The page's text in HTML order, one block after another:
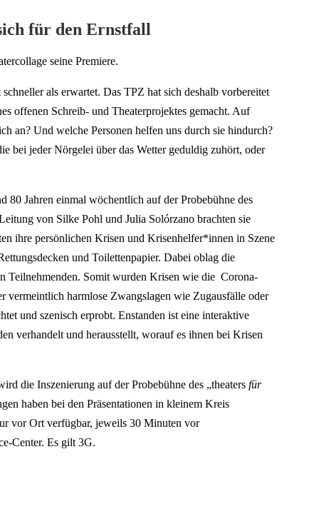
für den Ernstfall
seine Premiere.
als erwartet. Das TPZ hat sich deshalb vorbereitet
offenen Schreib- und Theaterprojektes gemacht. Auf
an? Und welche Personen helfen uns durch sie hindurch?
bei jeder Nörgelei über das Wetter geduldig zuhört, oder
80 Jahren einmal wöchentlich auf der Probebühne des
von Silke Pohl und Julia Solórzano brachten sie
ihre persönlichen Krisen und Krisenhelfer*innen in Szene
und Toilettenpapier. Dabei oblag die
Teilnehmenden. Somit wurden Krisen wie die Corona-
vermeintlich harmlose Zwangslagen wie Zugausfälle oder
und szenisch erprobt. Enstanden ist eine interaktive
verhandelt und herausstellt, worauf es ihnen bei Krisen
die Inszenierung auf der Probebühne des „theaters für
haben bei den Präsentationen in kleinem Kreis
vor Ort verfügbar, jeweils 30 Minuten vor
Center. Es gilt 3G.